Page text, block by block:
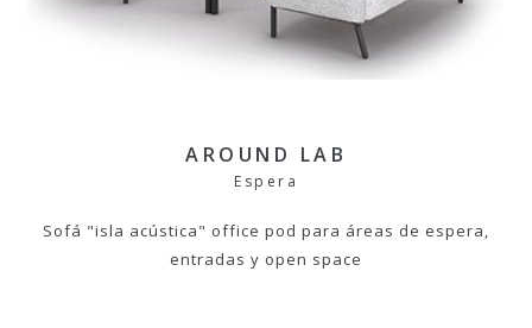
AROUND LAB
Espera
Sofá "isla acústica" office pod para áreas de espera,
entradas y open space